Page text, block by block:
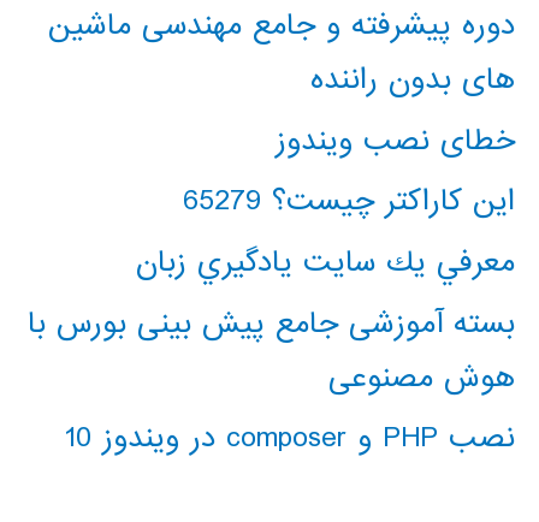
دوره پیشرفته و جامع مهندسی ماشین
های بدون راننده
خطای نصب ویندوز
این کاراکتر چیست؟ 65279
معرفي يك سايت يادگيري زبان
بسته آموزشی جامع پیش بینی بورس با
هوش مصنوعی
نصب PHP و composer در ویندوز 10